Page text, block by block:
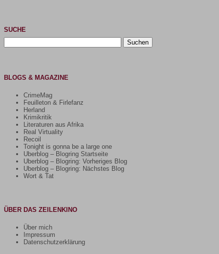
SUCHE
Suchen
nach:
BLOGS & MAGAZINE
CrimeMag
Feuilleton & Firlefanz
Herland
Krimikritik
Literaturen aus Afrika
Real Virtuality
Recoil
Tonight is gonna be a large one
Uberblog – Blogring Startseite
Uberblog – Blogring: Vorheriges Blog
Uberblog – Blogring: Nächstes Blog
Wort & Tat
ÜBER DAS ZEILENKINO
Über mich
Impressum
Datenschutzerklärung